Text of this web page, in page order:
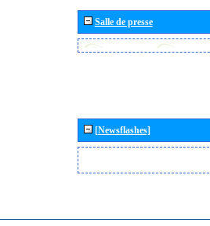
Salle de presse
[Newsflashes]